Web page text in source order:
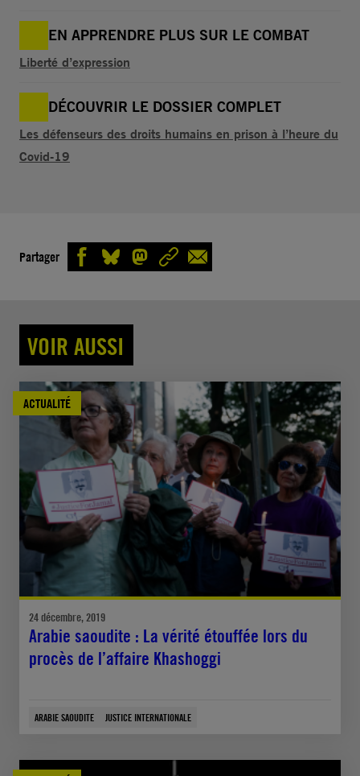
EN APPRENDRE PLUS SUR LE COMBAT
Liberté d’expression
DÉCOUVRIR LE DOSSIER COMPLET
Les défenseurs des droits humains en prison à l’heure du
Covid-19
Partager
VOIR AUSSI
ACTUALITÉ
24 décembre, 2019
Arabie saoudite : La vérité étouffée lors du
procès de l’affaire Khashoggi
ARABIE SAOUDITE JUSTICE INTERNATIONALE